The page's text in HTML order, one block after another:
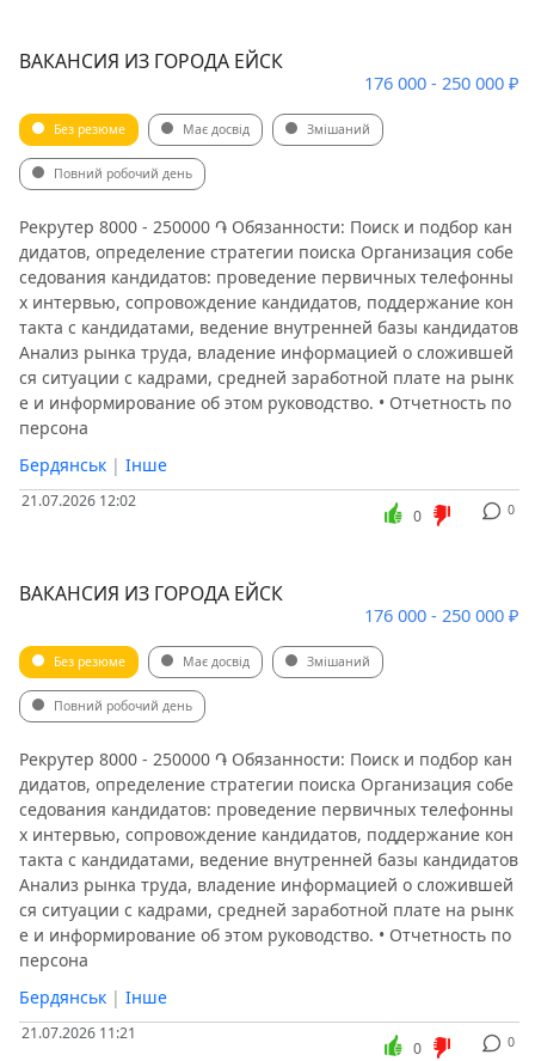
ВАКАНСИЯ ИЗ ГОРОДА ЕЙСК
176 000 - 250 000 ₽
Без резюме Має досвід Змішаний
Повний робочий день
Рекрутер 8000 - 250000 ֏ Обязанности: Поиск и подбор кан
дидатов, определение стратегии поиска Организация собе
седования кандидатов: проведение первичных телефонны
х интервью, сопровождение кандидатов, поддержание кон
такта с кандидатами, ведение внутренней базы кандидатов
Анализ рынка труда, владение информацией о сложившей
ся ситуации с кадрами, средней заработной плате на рынк
е и информирование об этом руководство. • Отчетность по
персона
Бердянськ | Інше
21.07.2026 12:02 0
0
ВАКАНСИЯ ИЗ ГОРОДА ЕЙСК
176 000 - 250 000 ₽
Без резюме Має досвід Змішаний
Повний робочий день
Рекрутер 8000 - 250000 ֏ Обязанности: Поиск и подбор кан
дидатов, определение стратегии поиска Организация собе
седования кандидатов: проведение первичных телефонны
х интервью, сопровождение кандидатов, поддержание кон
такта с кандидатами, ведение внутренней базы кандидатов
Анализ рынка труда, владение информацией о сложившей
ся ситуации с кадрами, средней заработной плате на рынк
е и информирование об этом руководство. • Отчетность по
персона
Бердянськ | Інше
21.07.2026 11:21 0
0